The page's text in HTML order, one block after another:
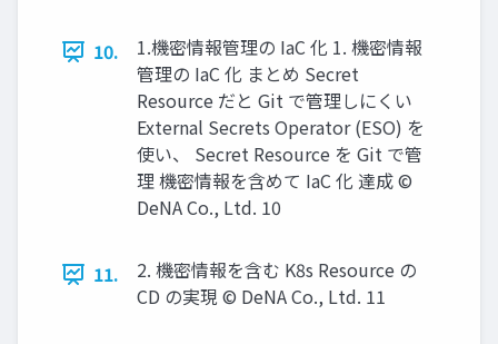
10.
1.機密情報管理の IaC 化 1. 機密情報
管理の IaC 化 まとめ Secret
Resource だと Git で管理しにくい
External Secrets Operator (ESO) を
使い、 Secret Resource を Git で管
理 機密情報を含めて IaC 化 達成 ©
DeNA Co., Ltd. 10
11.
2. 機密情報を含む K8s Resource の
CD の実現 © DeNA Co., Ltd. 11